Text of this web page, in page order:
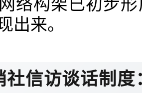
络构架已初步
出来。
社信访谈话制